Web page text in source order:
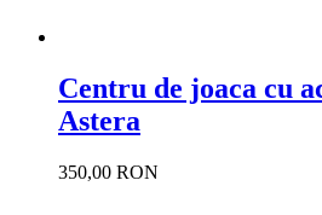
Centru de joaca cu
Astera
350,00 RON